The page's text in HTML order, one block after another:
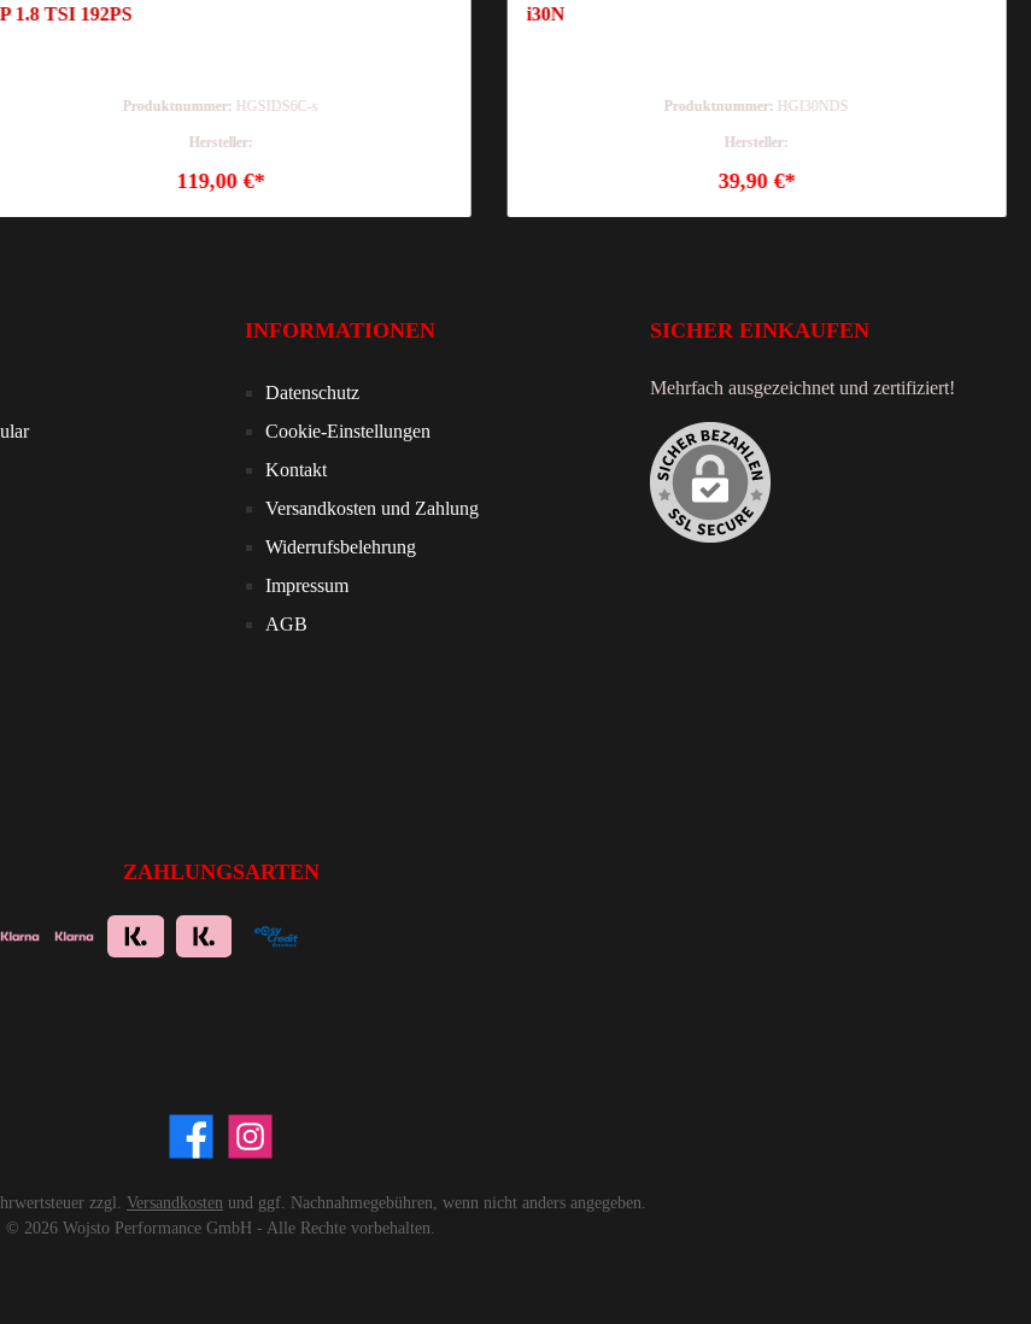
1.8 TSI 192PS
Produktnummer: HGSIDS6C-s
Hersteller:
119,00 €*
i30N
Produktnummer: HGI30NDS
Hersteller:
39,90 €*
INFORMATIONEN
Datenschutz
Cookie-Einstellungen
Kontakt
Versandkosten und Zahlung
Widerrufsbelehrung
Impressum
AGB
SICHER EINKAUFEN
Mehrfach ausgezeichnet und zertifiziert!
ZAHLUNGSARTEN
zzgl. Versandkosten und ggf. Nachnahmegebühren, wenn nicht anders angegeben.
© 2026 Wojsto Performance GmbH - Alle Rechte vorbehalten.